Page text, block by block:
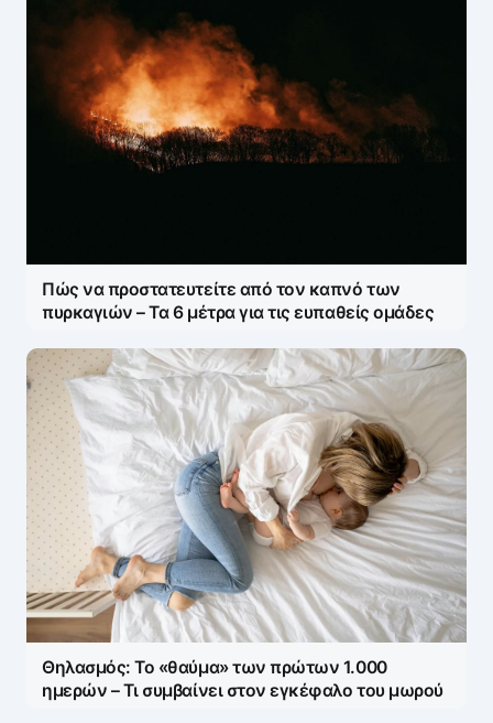
ΠΡΟΣΤΑΣΊΑ AI
Η ηλ. διεύθυνση σας δεν δημοσιεύεται.
Name
E-mail*
Save my name and e-mail in this browser for the
next time I comment.
Πώς να προστατευτείτε από τον καπνό των
πυρκαγιών – Τα 6 μέτρα για τις ευπαθείς ομάδες
Θηλασμός: Το «θαύμα» των πρώτων 1.000
ημερών – Τι συμβαίνει στον εγκέφαλο του μωρού